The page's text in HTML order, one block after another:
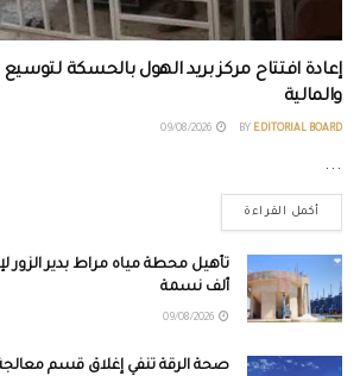
إعادة افتتاح مركز بريد الهول بالحسكة لتوسيع
والمالية
BY EDITORIAL BOARD
...
أكمل القراءة
ألف نسمة
صحة الرقة تنفي إغلاق قسم